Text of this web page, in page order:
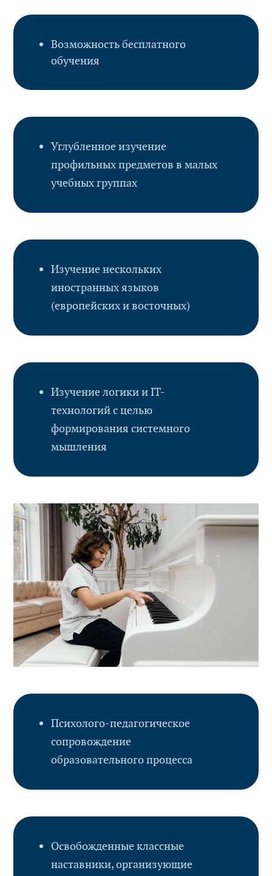
Возможность бесплатного
обучения
Углубленное изучение
профильных предметов в малых
учебных группах
Изучение нескольких
иностранных языков
(европейских и восточных)
Изучение логики и IT-
технологий с целью
формирования системного
мышления
Психолого-педагогическое
сопровождение
образовательного процесса
Освобожденные классные
наставники, организующие